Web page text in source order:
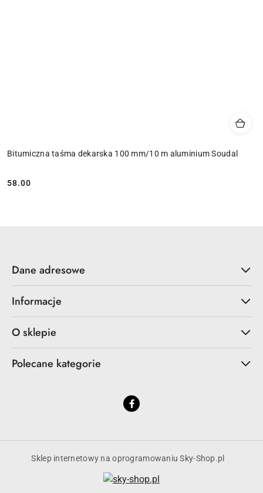
Bitumiczna taśma dekarska 100 mm/10 m aluminium Soudal
Cena:
58.00
Dane adresowe
Informacje
O sklepie
Polecane kategorie
Sklep internetowy na oprogramowaniu Sky-Shop.pl